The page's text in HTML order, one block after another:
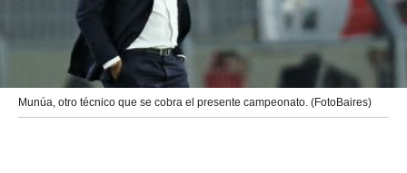
Munúa, otro técnico que se cobra el presente campeonato. (FotoBaires)